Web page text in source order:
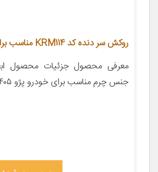
روکش سر دنده کد KRM114 مناسب برای پژو 405
جنس چرم مناسب برای خودرو پژو ۴۰۵ پژو پارس